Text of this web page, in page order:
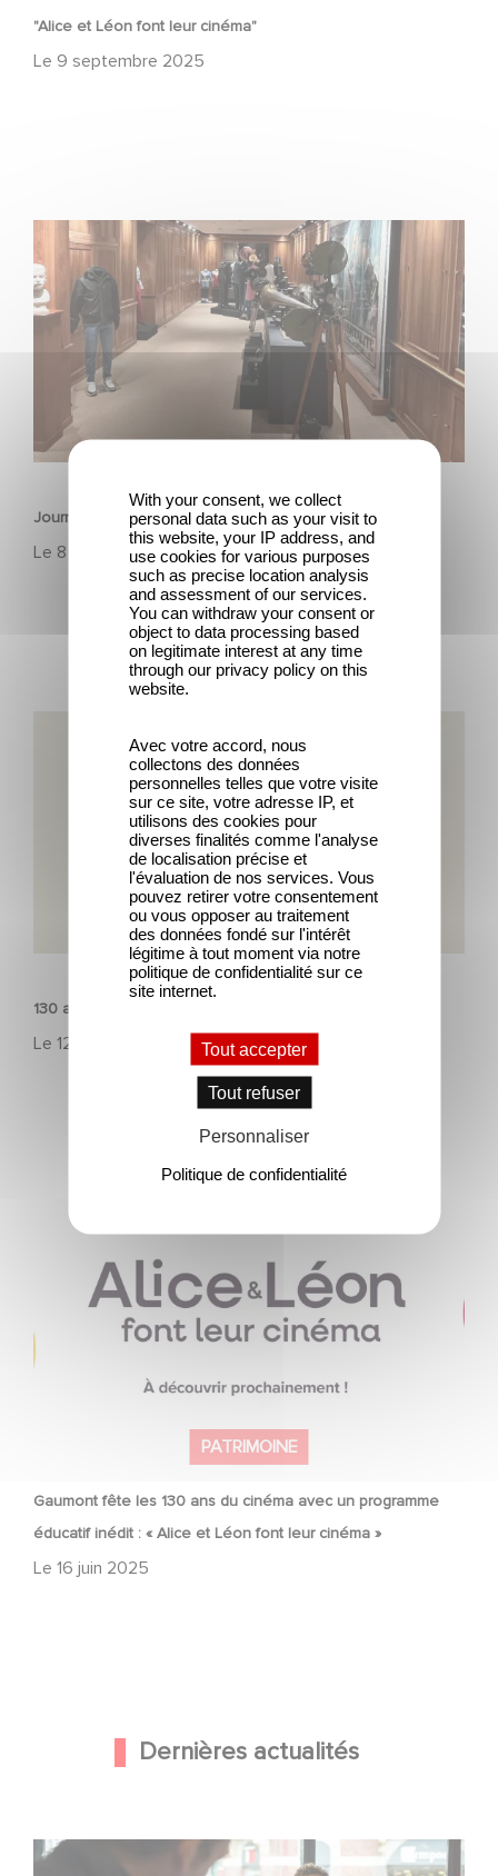
"Alice et Léon font leur cinéma"
Le 9 septembre 2025
Journées Européennes du Patrimoine 2025
Le 8 septembre 2025
Journées Européennes du Patrimoine 2025
PATRIMOINE
130 ans d’innovation, et l’histoire continue
Le 12 août 2025
PATRIMOINE
Gaumont fête les 130 ans du cinéma avec un programme
éducatif inédit : « Alice et Léon font leur cinéma »
Le 16 juin 2025
Gaumont fête les 130 ans du cinéma avec un
cinéma »
Dernières actualités
Une nouvelle comédie avec Baptiste Lecaplain et José
With your consent, we collect
personal data such as your visit to
this website, your IP address, and
use cookies for various purposes
such as precise location analysis
and assessment of our services.
You can withdraw your consent or
object to data processing based
on legitimate interest at any time
through our privacy policy on this
website.
Avec votre accord, nous
collectons des données
personnelles telles que votre visite
sur ce site, votre adresse IP, et
utilisons des cookies pour
diverses finalités comme l'analyse
de localisation précise et
l'évaluation de nos services. Vous
pouvez retirer votre consentement
ou vous opposer au traitement
des données fondé sur l'intérêt
légitime à tout moment via notre
politique de confidentialité sur ce
site internet.
Tout accepter
Tout refuser
Personnaliser
Politique de confidentialité